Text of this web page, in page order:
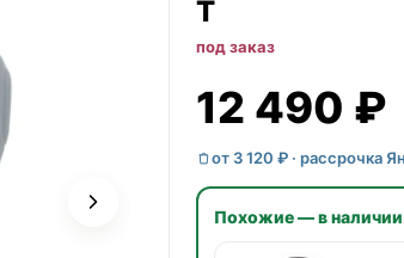
T
под заказ
12 490 ₽
от 3 120 ₽ · рассрочка
Похожие — в наличии